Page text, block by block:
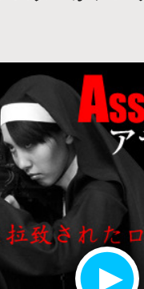
リーから探す タグ